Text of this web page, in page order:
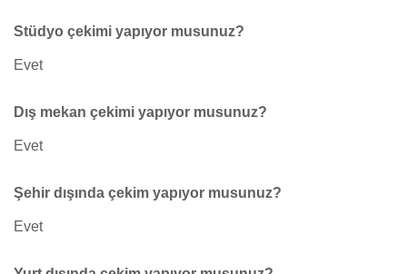
Stüdyo çekimi yapıyor musunuz?
Evet
Dış mekan çekimi yapıyor musunuz?
Evet
Şehir dışında çekim yapıyor musunuz?
Evet